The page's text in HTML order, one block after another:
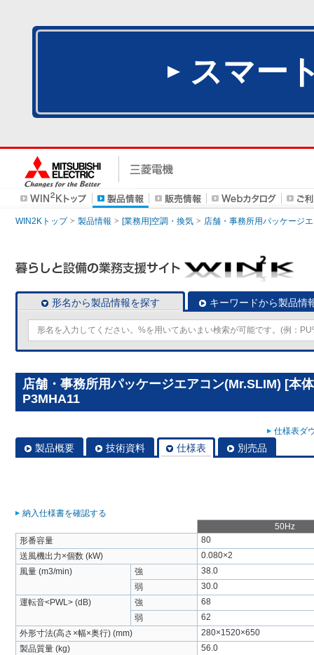
スマー
WIN2Kトップ 製品情報 [業務用]空調・換気 店舗・事務所用パッケージ
形名から製品情報を探す キーワードから製品情
店舗・事務所用パッケージエアコン(Mr.SLIM) [本
P3MHA11
仕様表ダ
製品概要 技術資料 仕様表 別売品
納入仕様書を確認する
50Hz
形番容量
80
送風機出力×個数 (kW)
0.080×2
風量 (m3/min)
強
38.0
弱
30.0
運転音<PWL> (dB)
強
68
弱
62
外形寸法(高さ×幅×奥行) (mm)
280×1520×650
製品質量 (kg)
56.0